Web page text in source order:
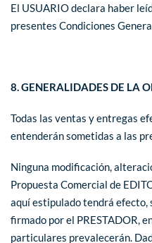
El USUARIO declara haber
presentes Condiciones
8. GENERALIDADES DE LA
Todas las ventas y entregas
entenderán sometidas a las
Ninguna modificación,
Propuesta Comercial de
aquí estipulado tendrá
firmado por el PRESTADOR,
particulares prevalecerán.